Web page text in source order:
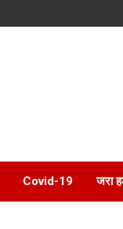
Covid-19 जरा